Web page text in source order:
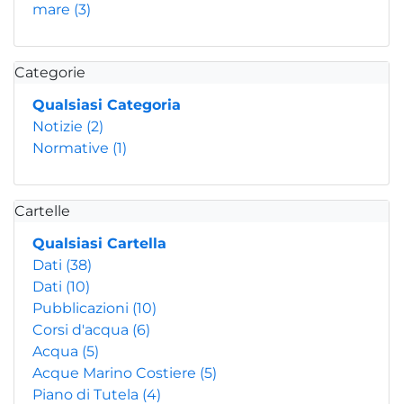
mare (3)
Categorie
Qualsiasi Categoria
Notizie (2)
Normative (1)
Cartelle
Qualsiasi Cartella
Dati (38)
Dati (10)
Pubblicazioni (10)
Corsi d'acqua (6)
Acqua (5)
Acque Marino Costiere (5)
Piano di Tutela (4)